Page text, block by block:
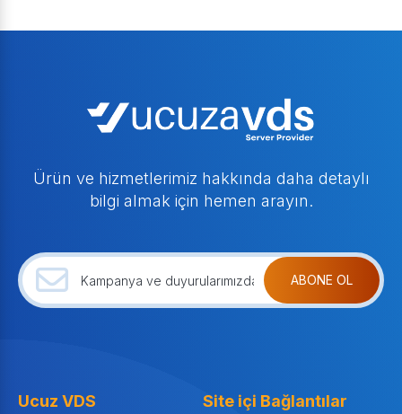
Ürün ve hizmetlerimiz hakkında daha detaylı
bilgi almak için hemen arayın.
ABONE OL
Ucuz VDS Site içi Bağlantılar